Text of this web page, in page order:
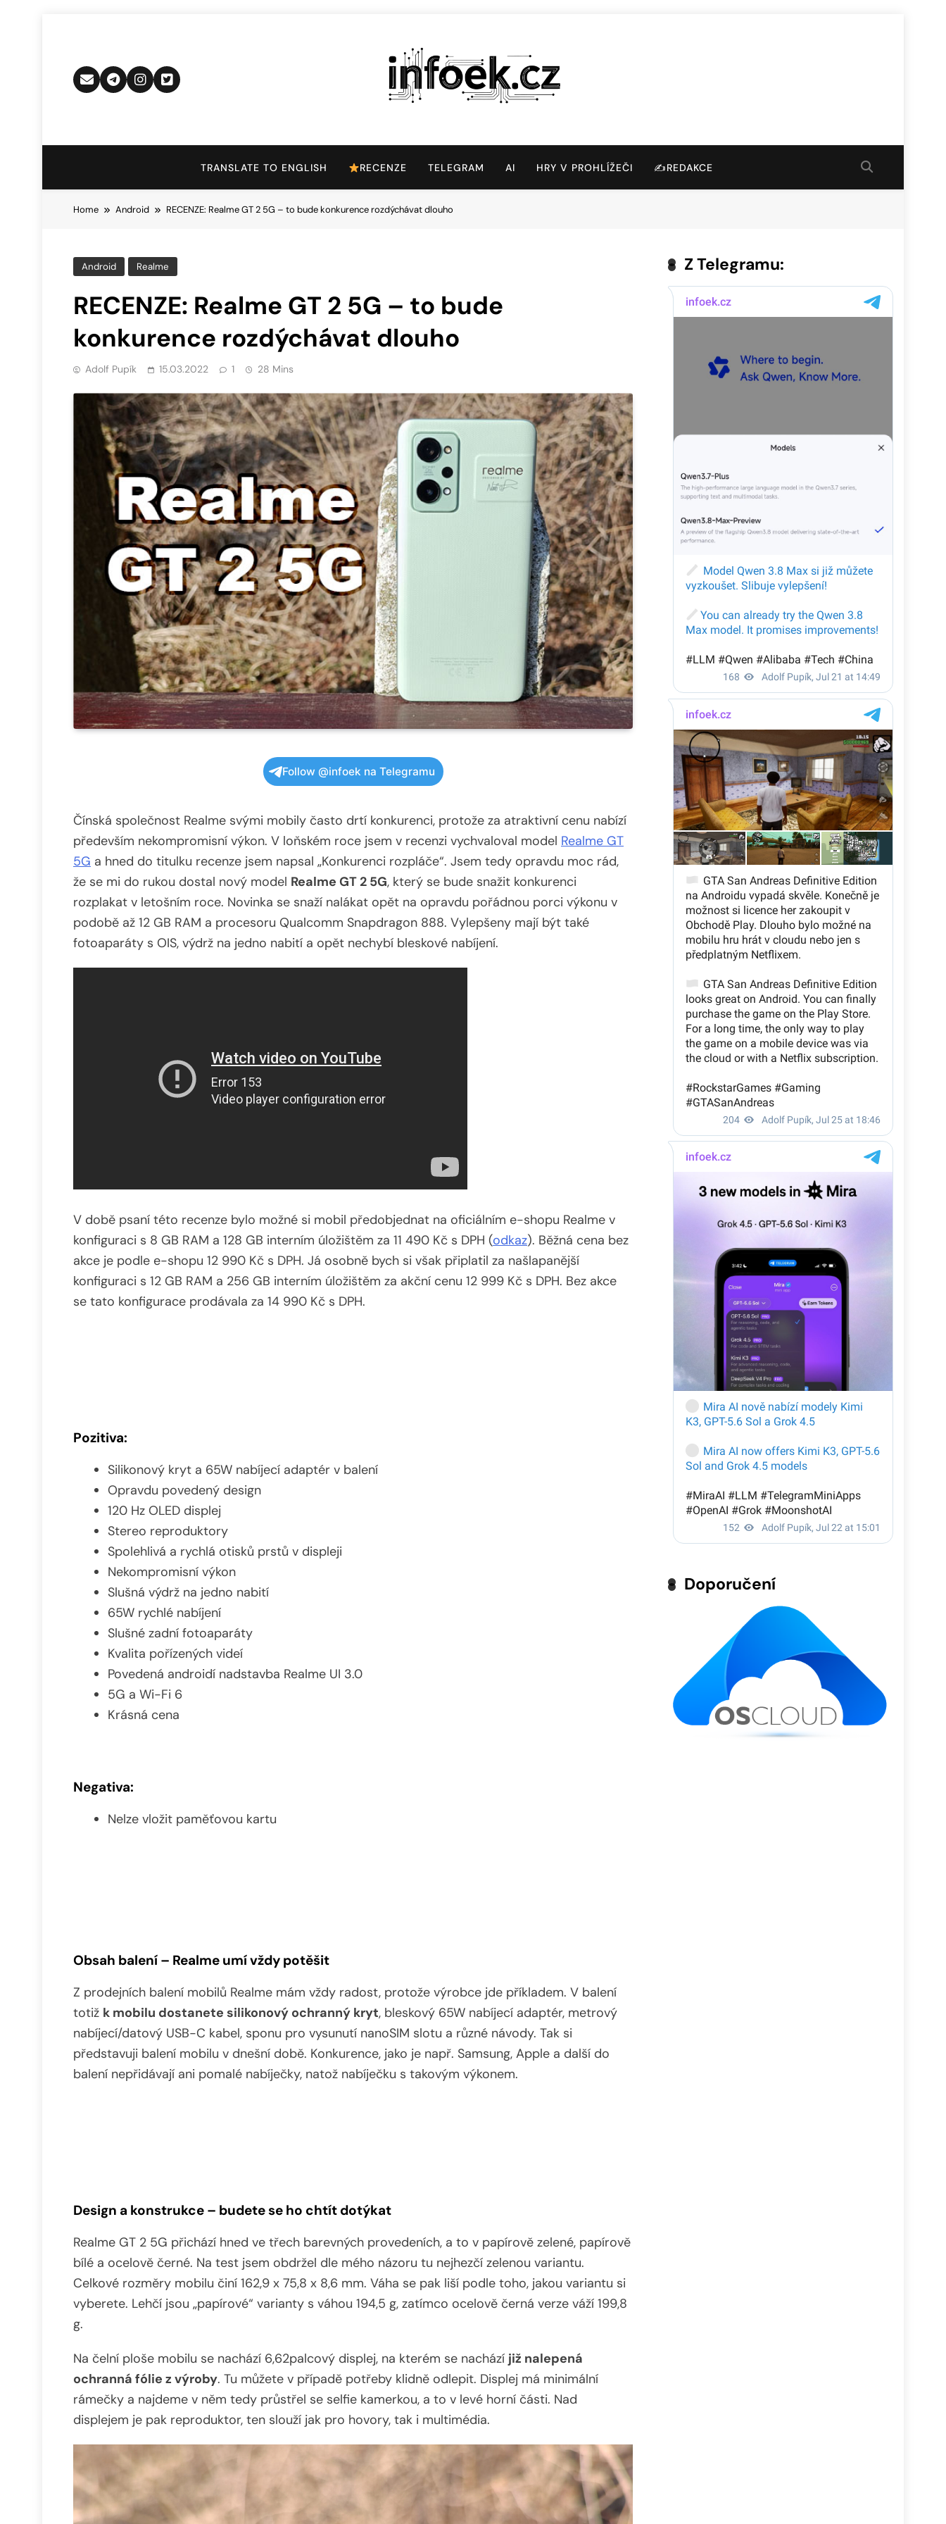
Infoek.cz
TRANSLATE TO ENGLISH RECENZE TELEGRAM AI HRY V PROHLÍŽEČI ✍️REDAKCE
Home Android RECENZE: Realme GT 2 5G – to bude konkurence rozdýchávat dlouho
Android Realme
RECENZE: Realme GT 2 5G – to bude
konkurence rozdýchávat dlouho
Adolf Pupík 15.03.2022 1 28 Mins
Follow @infoek na Telegramu
Čínská společnost Realme svými mobily často drtí konkurenci, protože za atraktivní cenu nabízí
především nekompromisní výkon. V loňském roce jsem v recenzi vychvaloval model Realme GT
5G a hned do titulku recenze jsem napsal „Konkurenci rozpláče“. Jsem tedy opravdu moc rád,
že se mi do rukou dostal nový model Realme GT 2 5G, který se bude snažit konkurenci
rozplakat v letošním roce. Novinka se snaží nalákat opět na opravdu pořádnou porci výkonu v
podobě až 12 GB RAM a procesoru Qualcomm Snapdragon 888. Vylepšeny mají být také
fotoaparáty s OIS, výdrž na jedno nabití a opět nechybí bleskové nabíjení.
V době psaní této recenze bylo možné si mobil předobjednat na oficiálním e-shopu Realme v
konfiguraci s 8 GB RAM a 128 GB interním úložištěm za 11 490 Kč s DPH (odkaz). Běžná cena bez
akce je podle e-shopu 12 990 Kč s DPH. Já osobně bych si však připlatil za našlapanější
konfiguraci s 12 GB RAM a 256 GB interním úložištěm za akční cenu 12 999 Kč s DPH. Bez akce
se tato konfigurace prodávala za 14 990 Kč s DPH.
Pozitiva:
Silikonový kryt a 65W nabíjecí adaptér v balení
Opravdu povedený design
120 Hz OLED displej
Stereo reproduktory
Spolehlivá a rychlá otisků prstů v displeji
Nekompromisní výkon
Slušná výdrž na jedno nabití
65W rychlé nabíjení
Slušné zadní fotoaparáty
Kvalita pořízených videí
Povedená androidí nadstavba Realme UI 3.0
5G a Wi-Fi 6
Krásná cena
Negativa:
Nelze vložit paměťovou kartu
Obsah balení – Realme umí vždy potěšit
Z prodejních balení mobilů Realme mám vždy radost, protože výrobce jde příkladem. V balení
totiž k mobilu dostanete silikonový ochranný kryt, bleskový 65W nabíjecí adaptér, metrový
nabíjecí/datový USB-C kabel, sponu pro vysunutí nanoSIM slotu a různé návody. Tak si
představuji balení mobilu v dnešní době. Konkurence, jako je např. Samsung, Apple a další do
balení nepřidávají ani pomalé nabíječky, natož nabíječku s takovým výkonem.
Design a konstrukce – budete se ho chtít dotýkat
Realme GT 2 5G přichází hned ve třech barevných provedeních, a to v papírově zelené, papírově
bílé a ocelově černé. Na test jsem obdržel dle mého názoru tu nejhezčí zelenou variantu.
Celkové rozměry mobilu činí 162,9 x 75,8 x 8,6 mm. Váha se pak liší podle toho, jakou variantu si
vyberete. Lehčí jsou „papírové“ varianty s váhou 194,5 g, zatímco ocelově černá verze váží 199,8
g.
Na čelní ploše mobilu se nachází 6,62palcový displej, na kterém se nachází již nalepená
ochranná fólie z výroby. Tu můžete v případě potřeby klidně odlepit. Displej má minimální
rámečky a najdeme v něm tedy průstřel se selfie kamerkou, a to v levé horní části. Nad
displejem je pak reproduktor, ten slouží jak pro hovory, tak i multimédia.
Z Telegramu:
Doporučení